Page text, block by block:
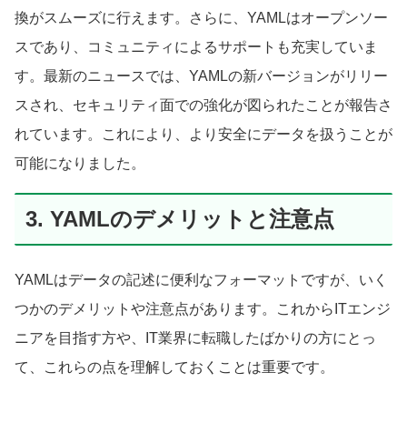
換がスムーズに行えます。さらに、YAMLはオープンソー
スであり、コミュニティによるサポートも充実していま
す。最新のニュースでは、YAMLの新バージョンがリリー
スされ、セキュリティ面での強化が図られたことが報告さ
れています。これにより、より安全にデータを扱うことが
可能になりました。
3. YAMLのデメリットと注意点
YAMLはデータの記述に便利なフォーマットですが、いく
つかのデメリットや注意点があります。これからITエンジ
ニアを目指す方や、IT業界に転職したばかりの方にとっ
て、これらの点を理解しておくことは重要です。